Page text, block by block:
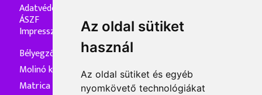
Az oldal sütiket
használ
Az oldal sütiket és egyéb
nyomkövető technológiákat
Bélyegzőkészítés
Molinó készítés
Matrica készítés
Adatvédelmi nyilatkozat
ÁSZF
Impresszum